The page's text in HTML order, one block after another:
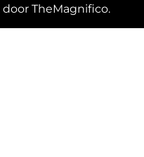
door TheMagnifico.